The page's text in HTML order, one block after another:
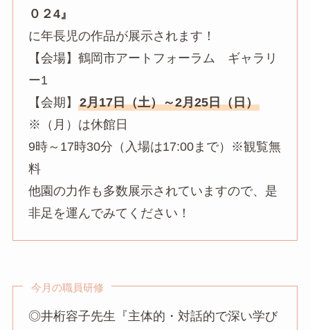
０２4』
に年長児の作品が展示されます！
【会場】鶴岡市アートフォーラム ギャラリ
ー1
【会期】2月17日（土）～2月25日（日）
※（月）は休館日
9時～17時30分（入場は17:00まで）※観覧無
料
他園の力作も多数展示されていますので、是
非足を運んでみてください！
今月の職員研修
◎井桁容子先生『主体的・対話的で深い学び